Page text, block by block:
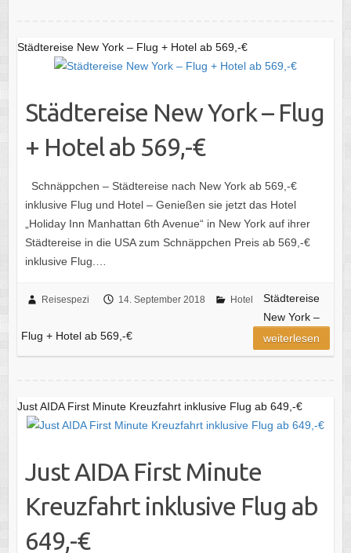
Städtereise New York – Flug + Hotel ab 569,-€
Städtereise New York – Flug
+ Hotel ab 569,-€
Schnäppchen – Städtereise nach New York ab 569,-€
inklusive Flug und Hotel – Genießen sie jetzt das Hotel
„Holiday Inn Manhattan 6th Avenue“ in New York auf ihrer
Städtereise in die USA zum Schnäppchen Preis ab 569,-€
inklusive Flug.…
Reisespezi 14. September 2018 Hotel
Städtereise
New York –
Flug + Hotel ab 569,-€
weiterlesen
Just AIDA First Minute Kreuzfahrt inklusive Flug ab 649,-€
Just AIDA First Minute
Kreuzfahrt inklusive Flug ab
649,-€